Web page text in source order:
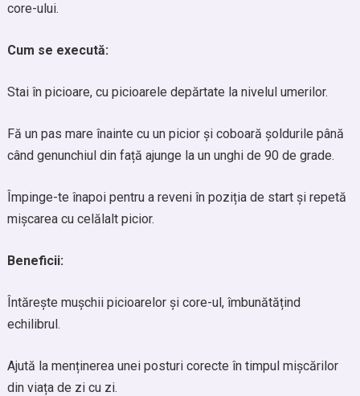
core-ului.
Cum se execută:
Stai în picioare, cu picioarele depărtate la nivelul umerilor.
Fă un pas mare înainte cu un picior și coboară șoldurile până
când genunchiul din față ajunge la un unghi de 90 de grade.
Împinge-te înapoi pentru a reveni în poziția de start și repetă
mișcarea cu celălalt picior.
Beneficii:
Întărește mușchii picioarelor și core-ul, îmbunătățind
echilibrul.
Ajută la menținerea unei posturi corecte în timpul mișcărilor
din viața de zi cu zi.